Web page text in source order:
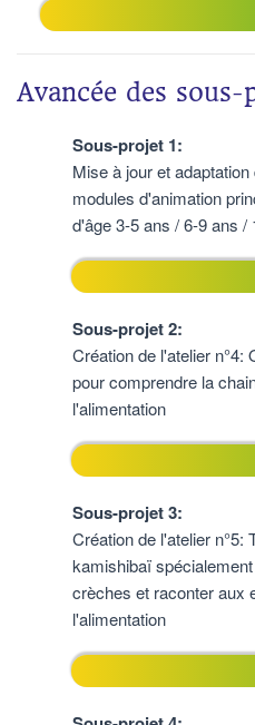
Avancée des sous-
Sous-projet 1:
Mise à jour et
modules d'animation
d'âge 3-5 ans / 6-9 ans /
Sous-projet 2:
Création de l'atelier n°4:
pour comprendre la
l'alimentation
Sous-projet 3:
Création de l'atelier n°5:
kamishibaï
crèches et raconter aux
l'alimentation